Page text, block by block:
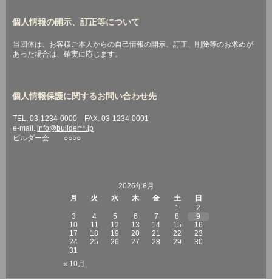
個人情報の開示、訂正等について
当団体は、お客様ご本人からの自己情報の開示、訂正、削除等のお求めが
あった場合は、確実に応じます。
個人情報保護に関するお問い合わせ先
TEL. 03-1234-0000 FAX. 03-1234-0001
e-mail.info@builder**.jp
ビルダー会 ○○○○
2026年8月
月
火 水 木 金 土 日
« 10月
1
2
3
4 5 6 7 8
9
10
11 12 13 14 15
16
17
18 19 20 21 22
23
24
25 26 27 28 29
30
31